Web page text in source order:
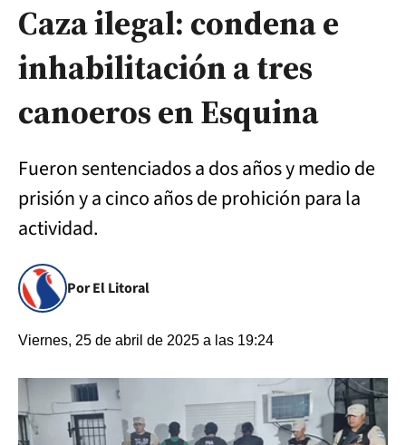
Caza ilegal: condena e
inhabilitación a tres
canoeros en Esquina
Fueron sentenciados a dos años y medio de
prisión y a cinco años de prohición para la
actividad.
Por El Litoral
Viernes, 25 de abril de 2025 a las 19:24